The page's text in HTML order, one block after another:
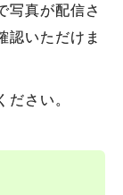
写真が配信さ
認いただけま
ださい。